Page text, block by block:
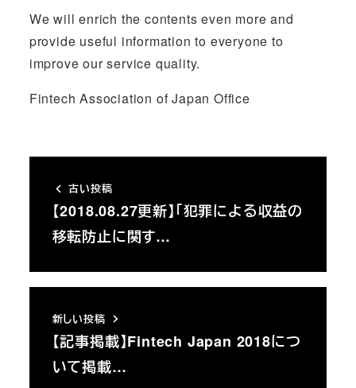
We will enrich the contents even more and
provide useful information to everyone to
improve our service quality.
Fintech Association of Japan Office
古い投稿
【2018.08.27更新】「犯罪による収益の
移転防止に関す…
新しい投稿
【記事掲載】Fintech Japan 2018につ
いて掲載…